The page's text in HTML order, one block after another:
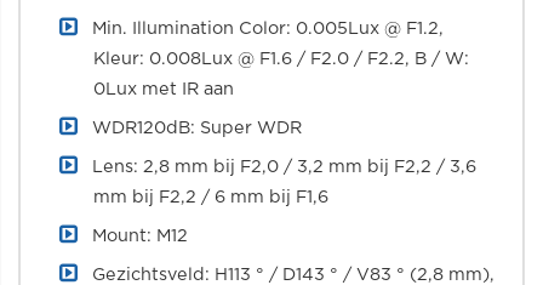
Min. Illumination Color: 0.005Lux @ F1.2,
Kleur: 0.008Lux @ F1.6 / F2.0 / F2.2, B / W:
0Lux met IR aan
WDR120dB: Super WDR
Lens: 2,8 mm bij F2,0 / 3,2 mm bij F2,2 / 3,6
mm bij F2,2 / 6 mm bij F1,6
Mount: M12
Gezichtsveld: H113 ° / D143 ° / V83 ° (2,8 mm),